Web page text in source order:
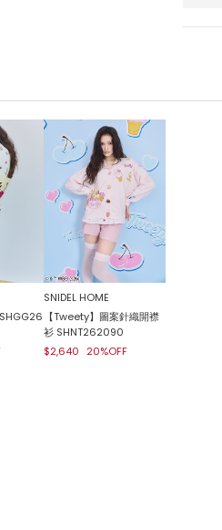
SNIDEL HOME
【Tweety】圖案針織開襟
衫 SHNT262090
$2,640
20%OFF